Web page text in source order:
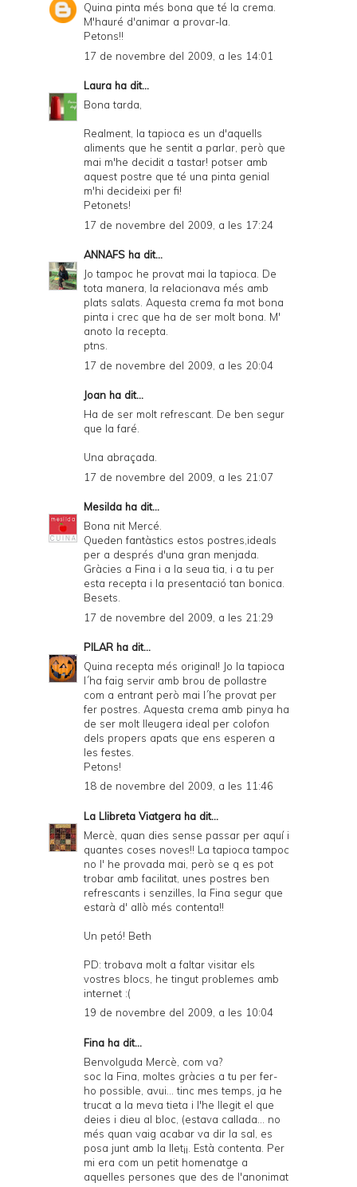
Quina pinta més bona que té la crema.
M'hauré d'animar a provar-la.
Petons!!
17 de novembre del 2009, a les 14:01
Laura ha dit...
Bona tarda,
Realment, la tapioca es un d'aquells
aliments que he sentit a parlar, però que
mai m'he decidit a tastar! potser amb
aquest postre que té una pinta genial
m'hi decideixi per fi!
Petonets!
17 de novembre del 2009, a les 17:24
ANNAFS ha dit...
Jo tampoc he provat mai la tapioca. De
tota manera, la relacionava més amb
plats salats. Aquesta crema fa mot bona
pinta i crec que ha de ser molt bona. M'
anoto la recepta.
ptns.
17 de novembre del 2009, a les 20:04
Joan ha dit...
Ha de ser molt refrescant. De ben segur
que la faré.
Una abraçada.
17 de novembre del 2009, a les 21:07
Mesilda ha dit...
Bona nit Mercé.
Queden fantàstics estos postres,ideals
per a després d'una gran menjada.
Gràcies a Fina i a la seua tia, i a tu per
esta recepta i la presentació tan bonica.
Besets.
17 de novembre del 2009, a les 21:29
PILAR ha dit...
Quina recepta més original! Jo la tapioca
l´ha faig servir amb brou de pollastre
com a entrant però mai l´he provat per
fer postres. Aquesta crema amb pinya ha
de ser molt lleugera ideal per colofon
dels propers apats que ens esperen a
les festes.
Petons!
18 de novembre del 2009, a les 11:46
La Llibreta Viatgera ha dit...
Mercè, quan dies sense passar per aquí i
quantes coses noves!! La tapioca tampoc
no l' he provada mai, però se q es pot
trobar amb facilitat, unes postres ben
refrescants i senzilles, la Fina segur que
estarà d' allò més contenta!!
Un petó! Beth
PD: trobava molt a faltar visitar els
vostres blocs, he tingut problemes amb
internet :(
19 de novembre del 2009, a les 10:04
Fina ha dit...
Benvolguda Mercè, com va?
soc la Fina, moltes gràcies a tu per fer-
ho possible, avui... tinc mes temps, ja he
trucat a la meva tieta i l'he llegit el que
deies i dieu al bloc, (estava callada... no
més quan vaig acabar va dir la sal, es
posa junt amb la llet¡¡. Està contenta. Per
mi era com un petit homenatge a
aquelles persones que des de l'anonimat